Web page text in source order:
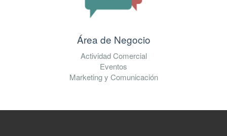
Área de Negocio
Actividad Comercial
Eventos
Marketing y Comunicación